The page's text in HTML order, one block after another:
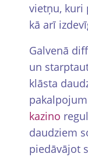
vietņu, kuri
kā arī
Galvenā
un
klāsta
kazino
daudziem
piedāvājot